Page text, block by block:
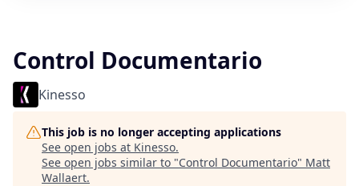
Control Documentario
Kinesso
This job is no longer accepting applications
See open jobs at Kinesso.
See open jobs similar to "Control Documentario" Matt
Wallaert.